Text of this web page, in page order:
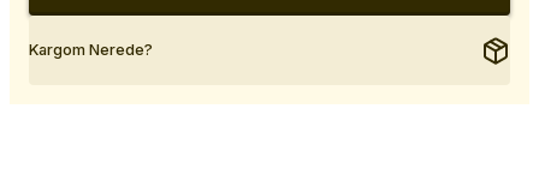
Kargom Nerede?